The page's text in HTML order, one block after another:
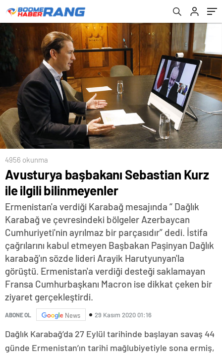
4956 okunma
Avusturya başbakanı Sebastian Kurz
ile ilgili bilinmeyenler
Ermenistan'a verdiği Karabağ mesajında “ Dağlık
Karabağ ve çevresindeki bölgeler Azerbaycan
Cumhuriyeti'nin ayrılmaz bir parçasıdır” dedi. İstifa
çağrılarını kabul etmeyen Başbakan Paşinyan Dağlık
karabağ'ın sözde lideri Arayik Harutyunyan'la
görüştü. Ermenistan'a verdiği desteği saklamayan
Fransa Cumhurbaşkanı Macron ise dikkat çeken bir
ziyaret gerçekleştirdi.
ABONE OL News 29 Kasım 2020 01:16
Dağlık Karabağ’da 27 Eylül tarihinde başlayan savaş 44
günde Ermenistan’ın tarihi mağlubiyetiyle sona ermiş,